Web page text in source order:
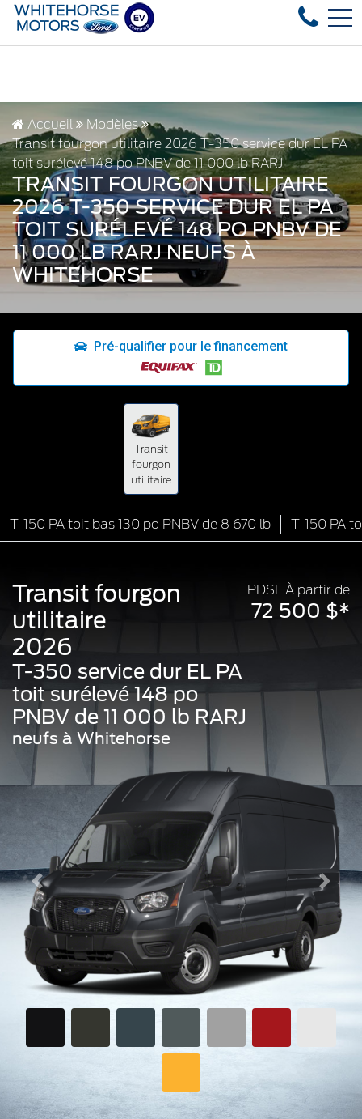
vehicles in stock, fast delivery! Text our after-sales
4178 4th ave, Whitehorse, YT, CA Y1A 1J6
EN
Accueil
Modèles
Transit fourgon utilitaire 2026 T-350 service dur EL PA
toit surélevé 148 po PNBV de 11 000 lb RARJ
TRANSIT FOURGON UTILITAIRE
2026 T-350 SERVICE DUR EL PA
TOIT SURÉLEVÉ 148 PO PNBV DE
11 000 LB RARJ NEUFS À
WHITEHORSE
Pré-qualifier pour le financement
Transit
fourgon
utilitaire
T-150 PA toit bas 130 po PNBV de 8 670 lb T-150 PA
PDSF À partir de
72 500 $*
Transit fourgon
utilitaire
2026
T-350 service dur EL PA
toit surélevé 148 po
PNBV de 11 000 lb RARJ
neufs à Whitehorse
Previous Next